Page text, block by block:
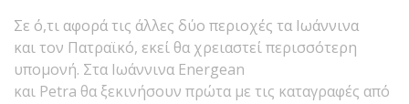
Σε ό,τι αφορά τις άλλες δύο περιοχές τα Ιωάννινα
και τον Πατραϊκό, εκεί θα χρειαστεί περισσότερη
υπομονή. Στα Ιωάννινα Energean
και Petra θα ξεκινήσουν πρώτα με τις καταγραφές από